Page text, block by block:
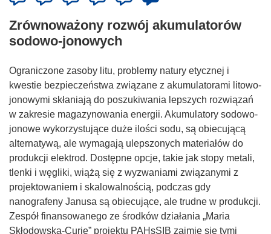
Zrównoważony rozwój akumulatorów
sodowo-jonowych
Ograniczone zasoby litu, problemy natury etycznej i
kwestie bezpieczeństwa związane z akumulatorami litowo-
jonowymi skłaniają do poszukiwania lepszych rozwiązań
w zakresie magazynowania energii. Akumulatory sodowo-
jonowe wykorzystujące duże ilości sodu, są obiecującą
alternatywą, ale wymagają ulepszonych materiałów do
produkcji elektrod. Dostępne opcje, takie jak stopy metali,
tlenki i węgliki, wiążą się z wyzwaniami związanymi z
projektowaniem i skalowalnością, podczas gdy
nanografeny Janusa są obiecujące, ale trudne w produkcji.
Zespół finansowanego ze środków działania „Maria
Skłodowska-Curie” projektu PAHsSIB zajmie się tymi